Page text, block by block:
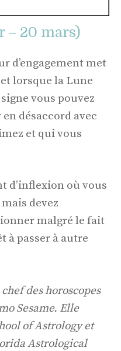
– 20 mars)
d’engagement met
lorsque la Lune
vous pouvez
désaccord avec
et qui vous
d’inflexion où vous
devez
malgré le fait
à passer à autre
des horoscopes
Sesame. Elle
of Astrology et
Astrological